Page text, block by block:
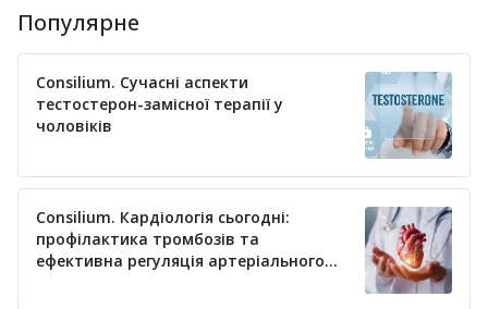
Популярне
Consilium. Сучасні аспекти
тестостерон-замісної терапії у
чоловіків
Consilium. Кардіологія сьогодні:
профілактика тромбозів та
ефективна регуляція артеріального